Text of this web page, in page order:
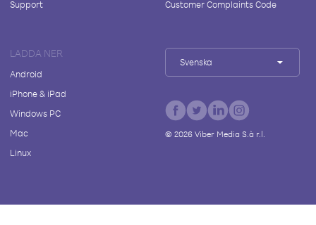
Support
Customer Complaints Code
LADDA NER
Android
iPhone & iPad
Windows PC
Mac
Linux
Svenska
© 2026Viber Media S.à r.l.